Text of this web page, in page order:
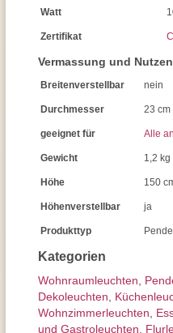
Kategorien
Wohnraum­leuchten
Dekoleuchten
Wohnzimmer­leuchten
und Gastroleuchten
Watt
Zertifikat
Vermassung und Nutzen
Breitenverstellbar nein
Durchmesser 23 cm
geeignet für Alle
Gewicht 1,2 kg
Höhe 150
Höhenverstellbar ja
Produkttyp